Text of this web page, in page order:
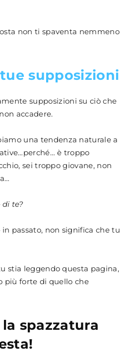
non ti spaventa nemmeno
supposizioni
supposizioni su ciò che
accadere.
una tendenza naturale a
è troppo
sei troppo giovane, non
di te?
passato, non significa che tu
stia leggendo questa pagina,
più forte di quello che
spazzatura